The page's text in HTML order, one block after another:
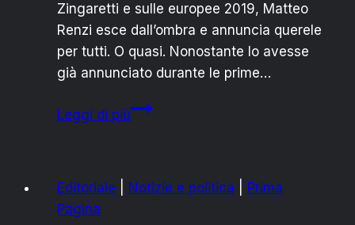
Zingaretti e sulle europee 2019, Matteo
Renzi esce dall’ombra e annuncia querele
per tutti. O quasi. Nonostante lo avesse
già annunciato durante le prime…
Leggi di piùMatteo
querele
Editoriale Notizie e politica
Prima
Pagina